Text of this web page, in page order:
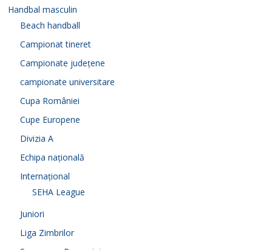
Handbal masculin
Beach handball
Campionat tineret
Campionate județene
campionate universitare
Cupa României
Cupe Europene
Divizia A
Echipa națională
Internațional
SEHA League
Juniori
Liga Zimbrilor